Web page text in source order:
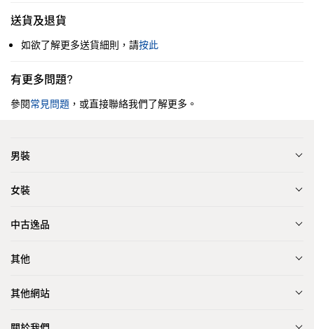
送貨及退貨
如欲了解更多送貨細則，請按此
有更多問題?
參閱常見問題 ，或直接聯絡我們了解更多。
男裝
女裝
中古逸品
其他
其他網站